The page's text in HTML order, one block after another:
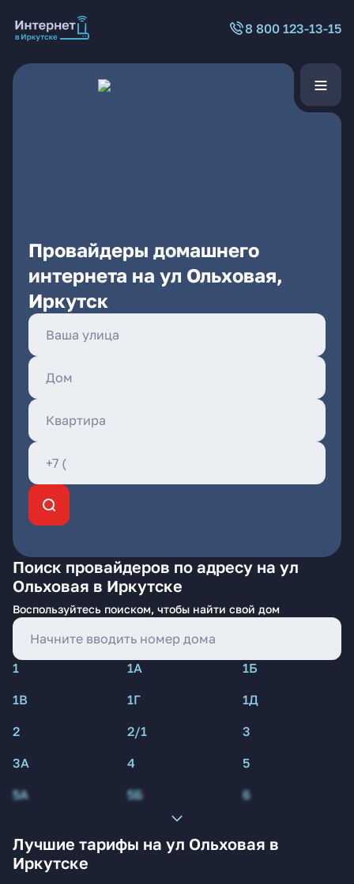
8 800 123-13-15
Провайдеры домашнего
интернета на ул Ольховая,
Иркутск
Поиск провайдеров по адресу на ул
Ольховая в Иркутске
Воспользуйтесь поиском, чтобы найти свой дом
1 1А
1Б
1В
1Г
1Д
2
2/1
3
3А
4
5
5А
5Б 6
Лучшие тарифы на ул Ольховая в
Иркутске